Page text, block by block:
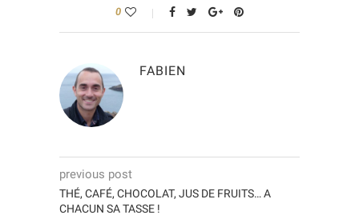
0
FABIEN
previous post
THÉ, CAFÉ, CHOCOLAT, JUS DE FRUITS… A
CHACUN SA TASSE !